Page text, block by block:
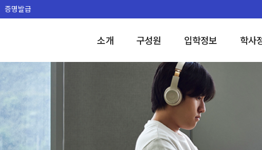
증명발급
소개 구성원 입학정보 학사